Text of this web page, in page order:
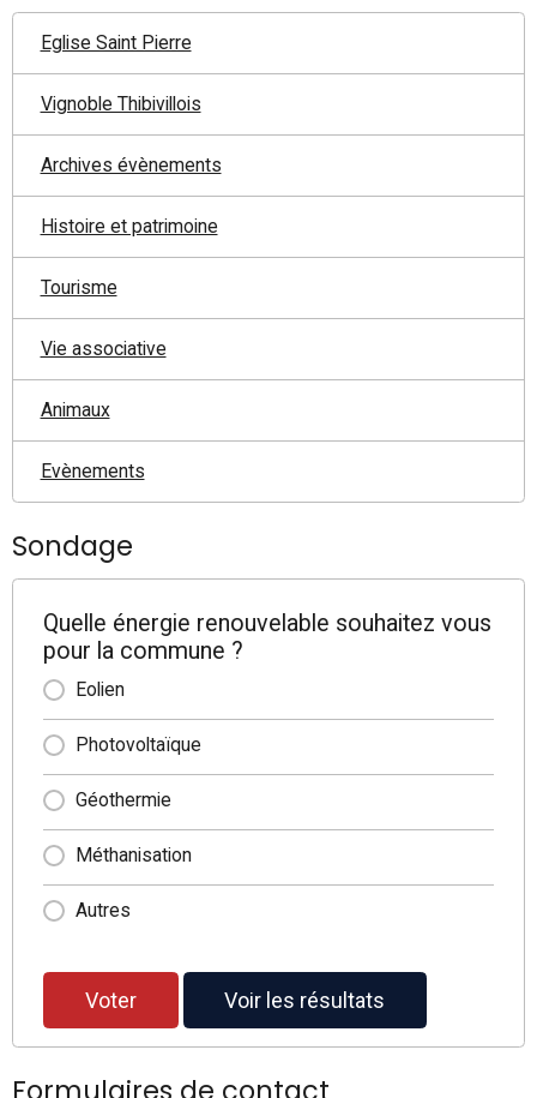
Eglise Saint Pierre
Vignoble Thibivillois
Archives évènements
Histoire et patrimoine
Tourisme
Vie associative
Animaux
Evènements
Sondage
Quelle énergie renouvelable souhaitez vous
pour la commune ?
Eolien
Photovoltaïque
Géothermie
Méthanisation
Autres
Voter Voir les résultats